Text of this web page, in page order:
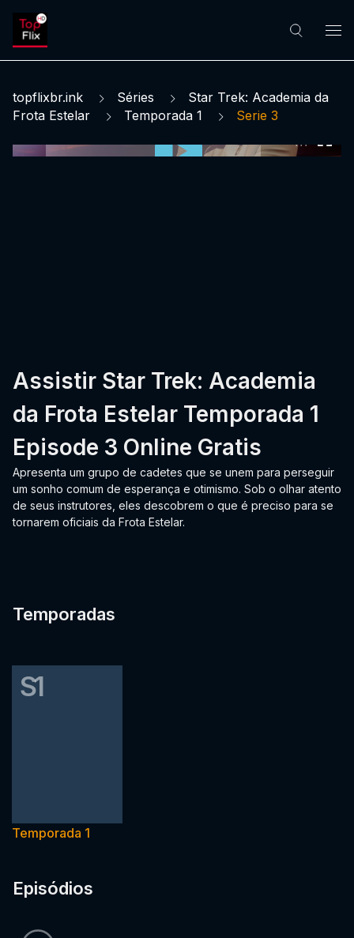
topflixbr.ink Séries
Star Trek: Academia da
Frota Estelar
Temporada 1 Serie 3
Assistir Star Trek: Academia
da Frota Estelar Temporada 1
Episode 3 Online Gratis
Apresenta um grupo de cadetes que se unem para perseguir
um sonho comum de esperança e otimismo. Sob o olhar atento
de seus instrutores, eles descobrem o que é preciso para se
tornarem oficiais da Frota Estelar.
Temporadas
S1
Temporada 1
Episódios